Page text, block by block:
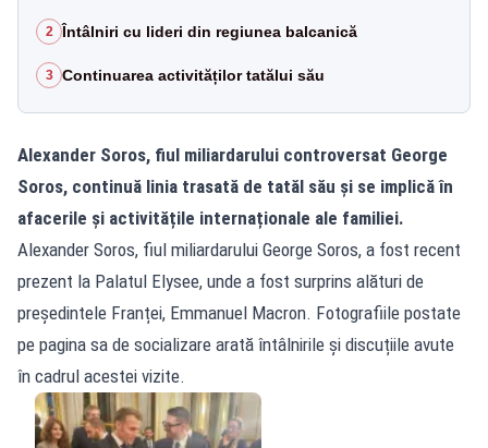
2 Întâlniri cu lideri din regiunea balcanică
3 Continuarea activităților tatălui său
Alexander Soros, fiul miliardarului controversat George
Soros, continuă linia trasată de tatăl său și se implică în
afacerile și activitățile internaționale ale familiei.
Alexander Soros, fiul miliardarului George Soros, a fost recent
prezent la Palatul Elysee, unde a fost surprins alături de
președintele Franței, Emmanuel Macron. Fotografiile postate
pe pagina sa de socializare arată întâlnirile și discuțiile avute
în cadrul acestei vizite.